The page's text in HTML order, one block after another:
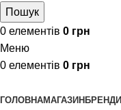
Пошук
0 елементів 0 грн
Меню
0 елементів 0 грн
ГОЛОВНАМАГАЗИН БРЕНДИ